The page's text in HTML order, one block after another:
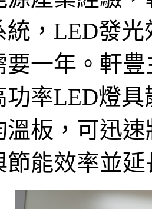
統，LED發
要一年。軒
功率LED燈
溫板，可迅
節能效率並